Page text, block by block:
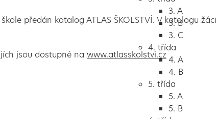
3. A
3. B
3. C
4. třída
4. A
4. B
5. třída
5. A
5. B
předán katalog ATLAS ŠKOLSTVÍ. V katalogu
jsou dostupné na www.atlasskolstvi.cz